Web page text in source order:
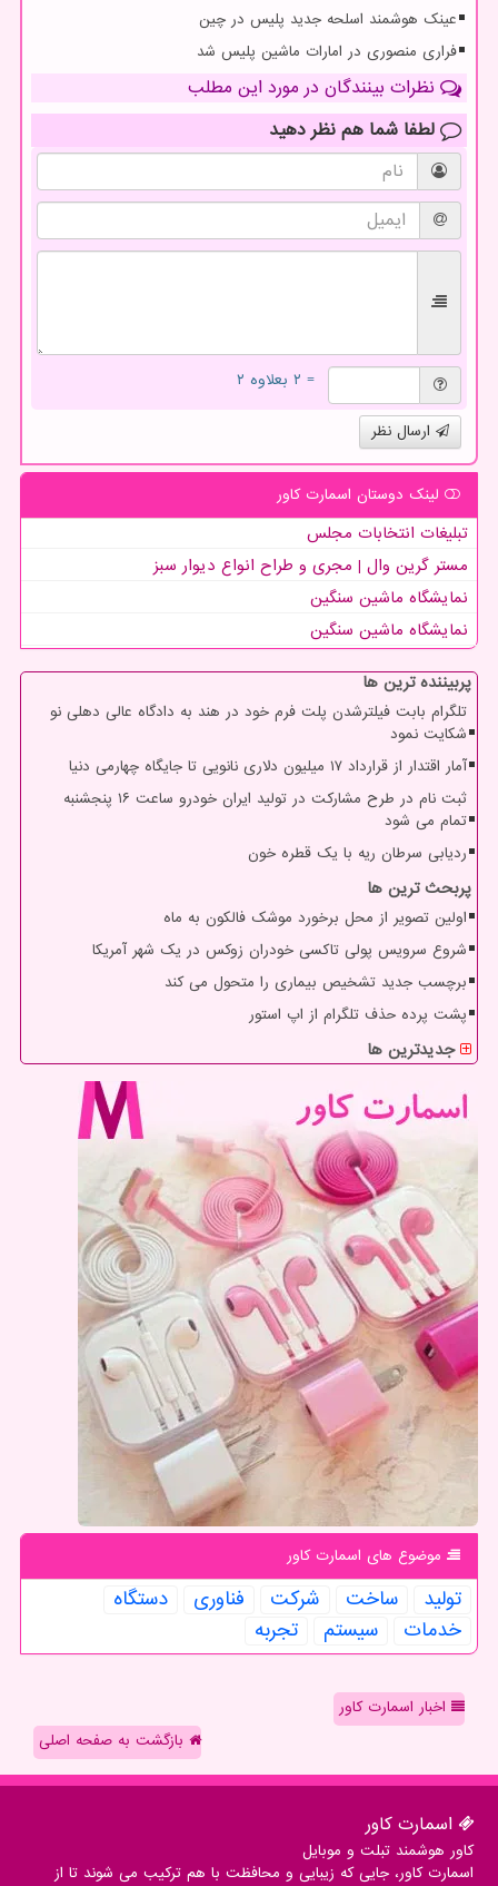
عینک هوشمند اسلحه جدید پلیس در چین
فراری منصوری در امارات ماشین پلیس شد
نظرات بینندگان در مورد این مطلب
لطفا شما هم نظر دهید
= ۲ بعلاوه ۲
ارسال نظر
لینک دوستان اسمارت كاور
تبلیغات انتخابات مجلس
مستر گرین وال | مجری و طراح انواع دیوار سبز
نمایشگاه ماشین سنگین
نمایشگاه ماشین سنگین
پربیننده ترین ها
تلگرام بابت فیلترشدن پلت فرم خود در هند به دادگاه عالی دهلی نو
شکایت نمود
آمار اقتدار از قرارداد ۱۷ میلیون دلاری نانویی تا جایگاه چهارمی دنیا
ثبت نام در طرح مشارکت در تولید ایران خودرو ساعت ۱۶ پنجشنبه
تمام می شود
ردیابی سرطان ریه با یک قطره خون
پربحث ترین ها
اولین تصویر از محل برخورد موشک فالکون به ماه
شروع سرویس پولی تاکسی خودران زوکس در یک شهر آمریکا
برچسب جدید تشخیص بیماری را متحول می کند
پشت پرده حذف تلگرام از اپ استور
جدیدترین ها
موضوع های اسمارت كاور
تولید ساخت شركت فناوری
دستگاه
خدمات
سیستم تجربه
اخبار اسمارت کاور
بازگشت به صفحه اصلی
اسمارت كاور
کاور هوشمند تبلت و موبایل
اسمارت کاور، جایی که زیبایی و محافظت با هم ترکیب می شوند تا از